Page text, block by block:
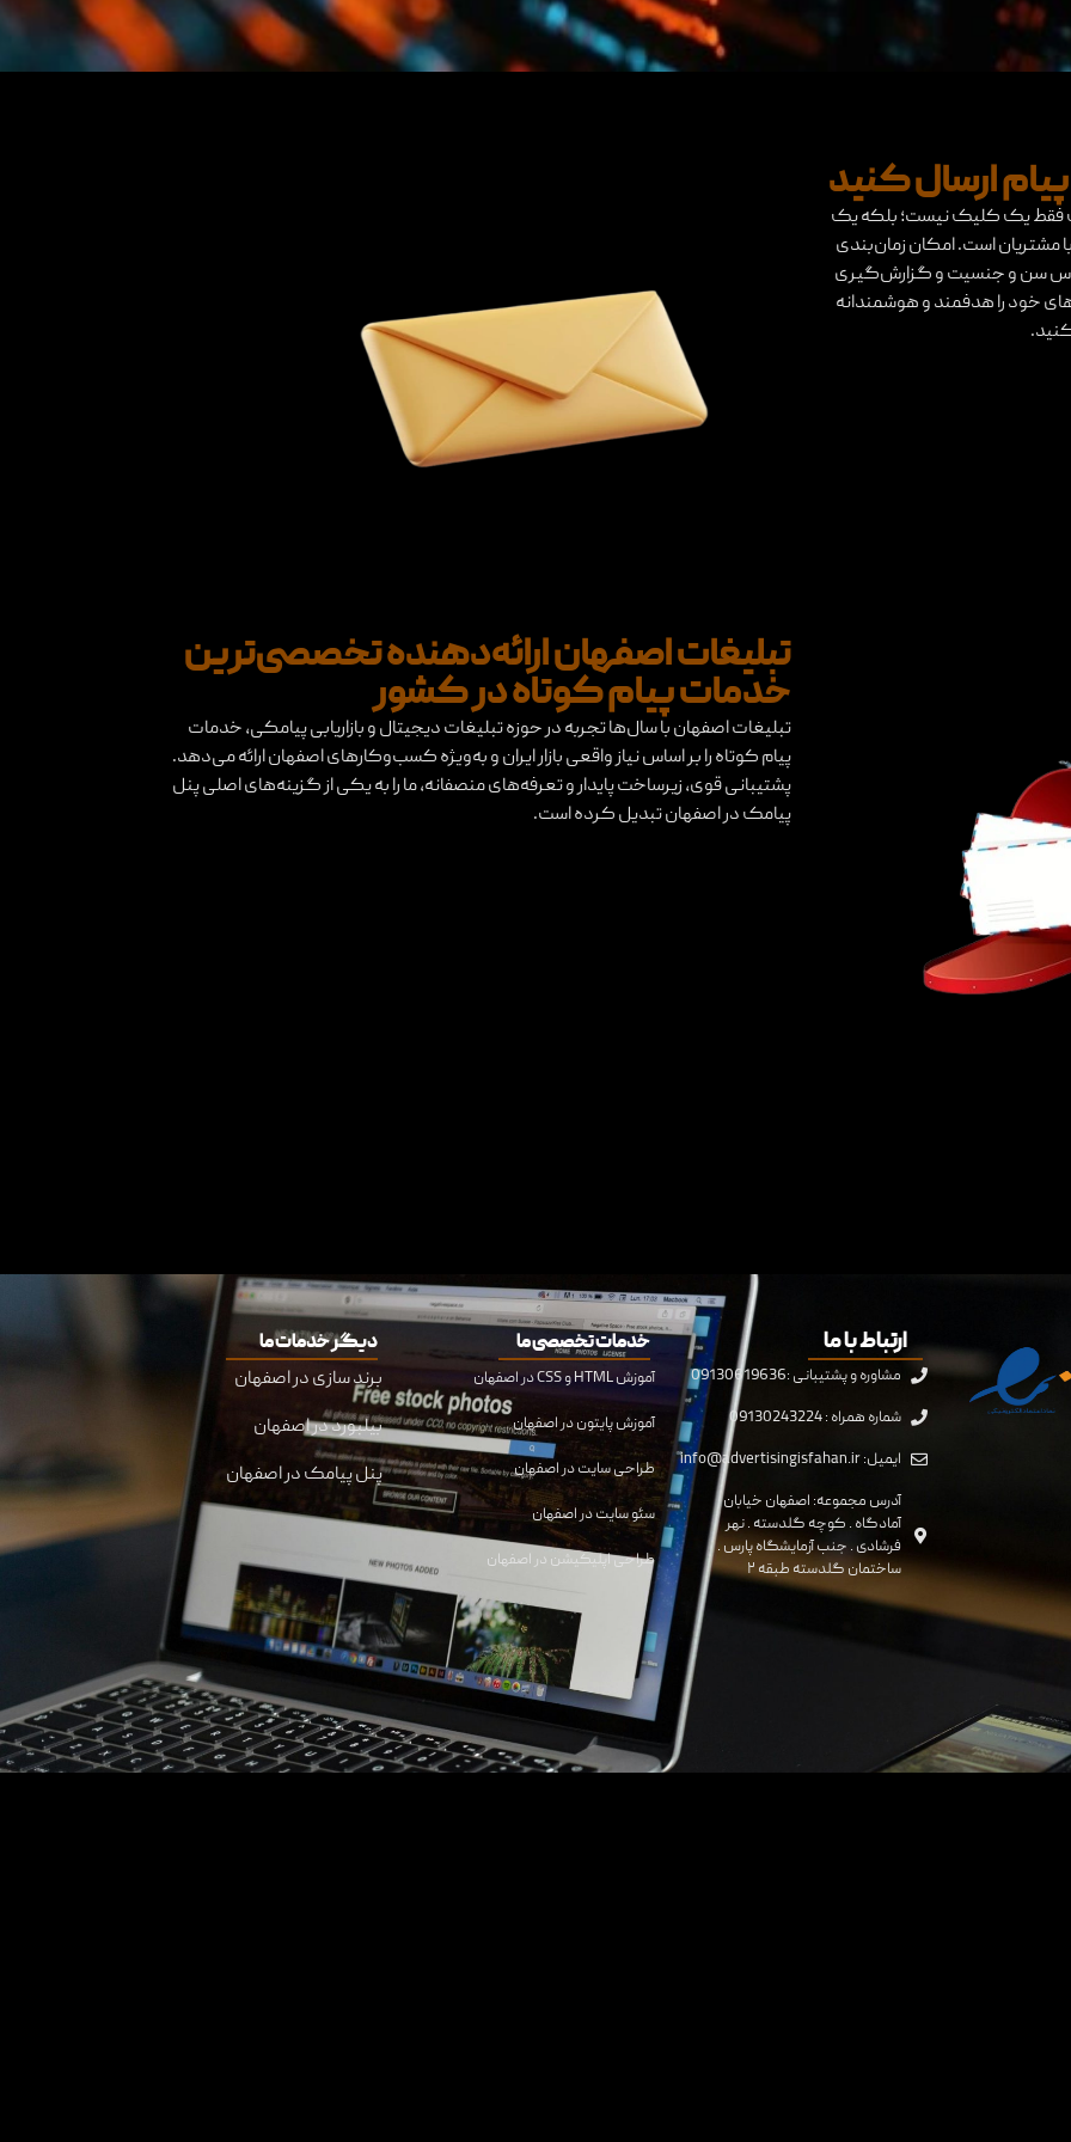
ارسال کنید
فقط یک کلیک نیست؛ بلکه یک
با مشتریان است. امکان زمان‌بندی
اساس سن و جنسیت و گزارش‌گیری
خود را هدفمند و هوشمندانه
تبلیغات اصفهان ارائه‌دهنده تخصصی‌ترین
خدمات پیام کوتاه در کشور
تبلیغات اصفهان با سال‌ها تجربه در حوزه تبلیغات دیجیتال و بازاریابی پیامکی، خدمات
پیام کوتاه را بر اساس نیاز واقعی بازار ایران و به‌ویژه کسب‌وکارهای اصفهان ارائه می‌دهد.
پشتیبانی قوی، زیرساخت پایدار و تعرفه‌های منصفانه، ما را به یکی از گزینه‌های اصلی پنل
پیامک در اصفهان تبدیل کرده است.
ارتباط با ما
مشاوره و پشتیبانی :09130619636
شماره همراه : 09130243224
ایمیل: info@advertisingisfahan.ir
آدرس مجموعه: اصفهان خیابان
آمادگاه . کوچه گلدسته . نهر
فرشادی . جنب آزمایشگاه پارس .
ساختمان گلدسته طبقه ۲
خدمات تخصصی ما
آموزش HTML و CSS در اصفهان
آموزش پایتون در اصفهان
طراحی سایت در اصفهان
سئو سایت در اصفهان
طراحی اپلیکیشن در اصفهان
دیگر خدمات ما
برند سازی در اصفهان
بیلبورد در اصفهان
پنل پیامک در اصفهان